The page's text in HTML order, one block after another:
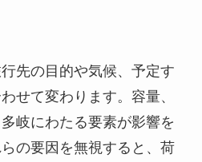
先の目的や気候、予定す
せて変わります。容量、
岐にわたる要素が影響を
の要因を無視すると、荷